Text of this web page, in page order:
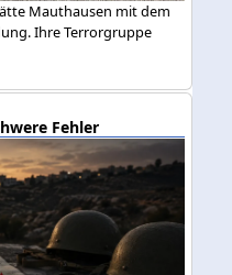
Mauthausen mit dem
Ihre Terrorgruppe
Fehler